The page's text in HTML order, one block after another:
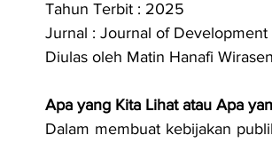
Tahun Terbit : 2025
Jurnal : Journal of Development
Diulas oleh Matin Hanafi
Apa yang Kita Lihat atau Apa
Dalam membuat kebijakan